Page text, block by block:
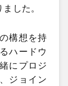
した。
構想を持
ハードウ
にプロジ
ジョイン